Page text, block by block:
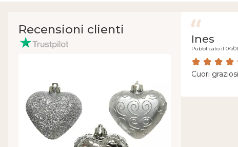
Recensioni clienti
Ines
Pubblicato il 04/
Cuori